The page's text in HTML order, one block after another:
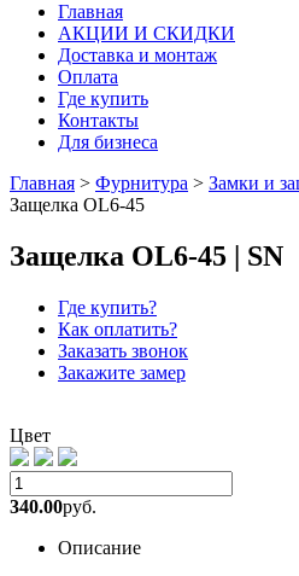
Главная
АКЦИИ И СКИДКИ
Доставка и монтаж
Оплата
Где купить
Контакты
Для бизнеса
Главная > Фурнитура > Замки и
Защелка OL6-45
Защелка OL6-45 | SN
Где купить?
Как оплатить?
Заказать звонок
Закажите замер
Цвет
340.00руб.
Описание